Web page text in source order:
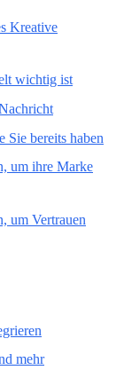
Kreative
wichtig ist
Sie bereits haben
um ihre Marke
um Vertrauen
mehr